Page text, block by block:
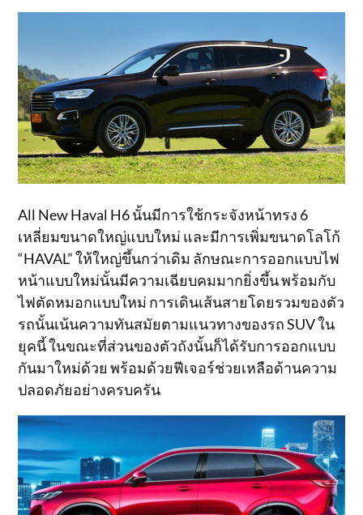
All New Haval H6 นั้นมีการใช้กระจังหน้าทรง 6
เหลี่ยมขนาดใหญ่แบบใหม่ และมีการเพิ่มขนาดโลโก้
“HAVAL” ให้ใหญ่ขึ้นกว่าเดิม ลักษณะการออกแบบไฟ
หน้าแบบใหม่นั้นมีความเฉียบคมมากยิ่งขึ้น พร้อมกับ
ไฟตัดหมอกแบบใหม่ การเดินเส้นสายโดยรวมของตัว
รถนั้นเน้นความทันสมัยตามแนวทางของรถ SUV ใน
ยุคนี้ ในขณะที่ส่วนของตัวถังนั้นก็ได้รับการออกแบบ
กันมาใหม่ด้วย พร้อมด้วยฟีเจอร์ช่วยเหลือด้านความ
ปลอดภัยอย่างครบครัน